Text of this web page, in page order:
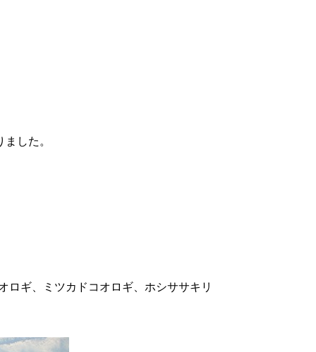
した。
ロギ、ミツカドコオロギ、ホシササキリ